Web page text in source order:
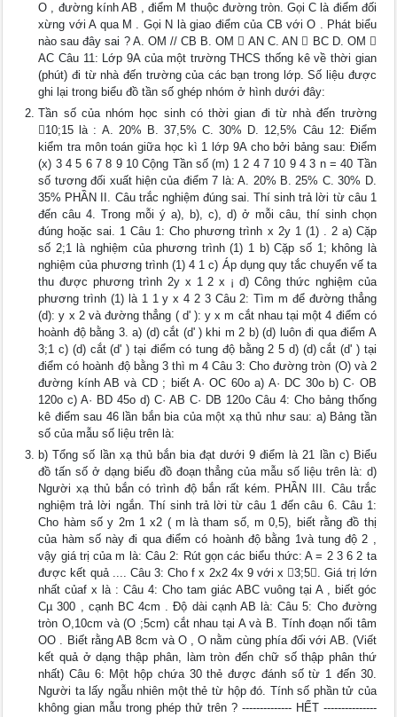
O , đường kính AB , điểm M thuộc đường tròn. Gọi C là điểm đối
xừng với A qua M . Gọi N là giao điểm của CB với O . Phát biểu
nào sau đây sai ? A. OM // CB B. OM  AN C. AN  BC D. OM 
AC Câu 11: Lớp 9A của một trường THCS thống kê về thời gian
(phút) đi từ nhà đến trường của các bạn trong lớp. Số liệu được
ghi lại trong biểu đồ tần số ghép nhóm ở hình dưới đây:
Tần số của nhóm học sinh có thời gian đi từ nhà đến trường
10;15 là : A. 20% B. 37,5% C. 30% D. 12,5% Câu 12: Điểm
kiểm tra môn toán giữa học kì 1 lớp 9A cho bởi bảng sau: Điểm
(x) 3 4 5 6 7 8 9 10 Cộng Tần số (m) 1 2 4 7 10 9 4 3 n = 40 Tần
số tương đối xuất hiện của điểm 7 là: A. 20% B. 25% C. 30% D.
35% PHẦN II. Câu trắc nghiệm đúng sai. Thí sinh trả lời từ câu 1
đến câu 4. Trong mỗi ý a), b), c), d) ở mỗi câu, thí sinh chọn
đúng hoặc sai. 1 Câu 1: Cho phương trình x 2y 1 (1) . 2 a) Cặp
số 2;1 là nghiệm của phương trình (1) 1 b) Cặp số 1; không là
nghiệm của phương trình (1) 4 1 c) Áp dụng quy tắc chuyển vế ta
thu được phương trình 2y x 1 2 x ¡ d) Công thức nghiệm của
phương trình (1) là 1 1 y x 4 2 3 Câu 2: Tìm m để đường thẳng
(d): y x 2 và đường thẳng ( d' ): y x m cắt nhau tại một 4 điểm có
hoành độ bằng 3. a) (d) cắt (d' ) khi m 2 b) (d) luôn đi qua điểm A
3;1 c) (d) cắt (d' ) tại điểm có tung độ bằng 2 5 d) (d) cắt (d' ) tại
điểm có hoành độ bằng 3 thì m 4 Câu 3: Cho đường tròn (O) và 2
đường kính AB và CD ; biết A· OC 60o a) A· DC 30o b) C· OB
120o c) A· BD 45o d) C· AB C· DB 120o Câu 4: Cho bảng thống
kê điểm sau 46 lần bắn bia của một xạ thủ như sau: a) Bảng tần
số của mẫu số liệu trên là:
b) Tổng số lần xạ thủ bắn bia đạt dưới 9 điểm là 21 lần c) Biểu
đồ tấn số ở dạng biểu đồ đoạn thẳng của mẫu số liệu trên là: d)
Người xạ thủ bắn có trình độ bắn rất kém. PHẦN III. Câu trắc
nghiệm trả lời ngắn. Thí sinh trả lời từ câu 1 đến câu 6. Câu 1:
Cho hàm số y 2m 1 x2 ( m là tham số, m 0,5), biết rằng đồ thị
của hàm số này đi qua điểm có hoành độ bằng 1và tung độ 2 ,
vậy giá trị của m là: Câu 2: Rút gọn các biểu thức: A = 2 3 6 2 ta
được kết quả .... Câu 3: Cho f x 2x2 4x 9 với x 3;5. Giá trị lớn
nhất củaf x là : Câu 4: Cho tam giác ABC vuông tại A , biết góc
Cµ 300 , cạnh BC 4cm . Độ dài cạnh AB là: Câu 5: Cho đường
tròn O,10cm và (O ;5cm) cắt nhau tại A và B. Tính đoạn nối tâm
OO . Biết rằng AB 8cm và O , O nằm cùng phía đối với AB. (Viết
kết quả ở dạng thập phân, làm tròn đến chữ số thập phân thứ
nhất) Câu 6: Một hộp chứa 30 thẻ được đánh số từ 1 đến 30.
Người ta lấy ngẫu nhiên một thẻ từ hộp đó. Tính số phần tử của
không gian mẫu trong phép thử trên ? -------------- HẾT ---------------